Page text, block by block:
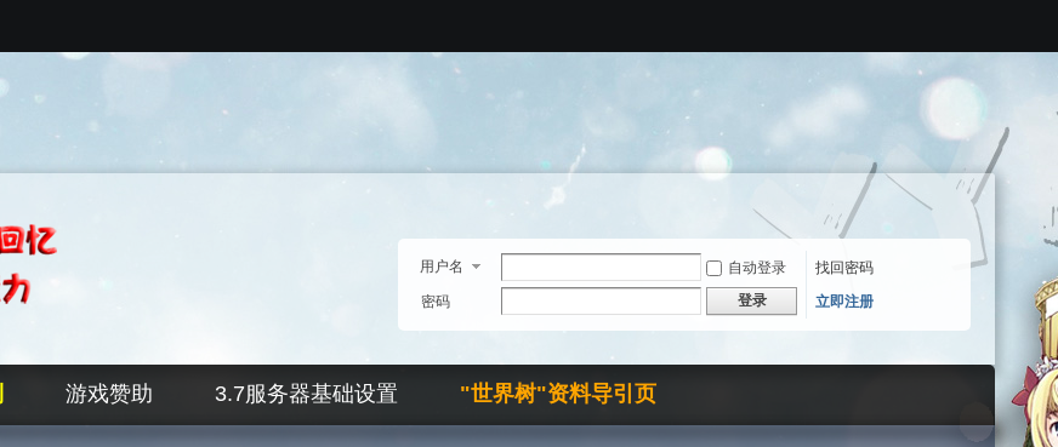
用户名 自动登录
找回密码
密码
登录 立即注册
游戏赞助 3.7服务器基础设置 "世界树"资料导引页